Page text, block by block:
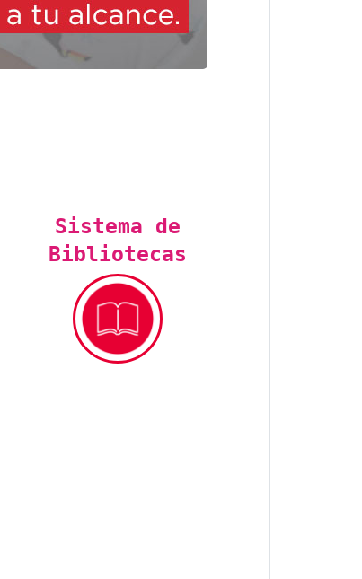
Sistema de
Bibliotecas